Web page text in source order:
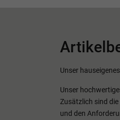
Unser hauseigenes
Unser
Zusätzlich sind
und den